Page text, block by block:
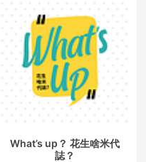
What’s up？ 花生啥米代
誌？